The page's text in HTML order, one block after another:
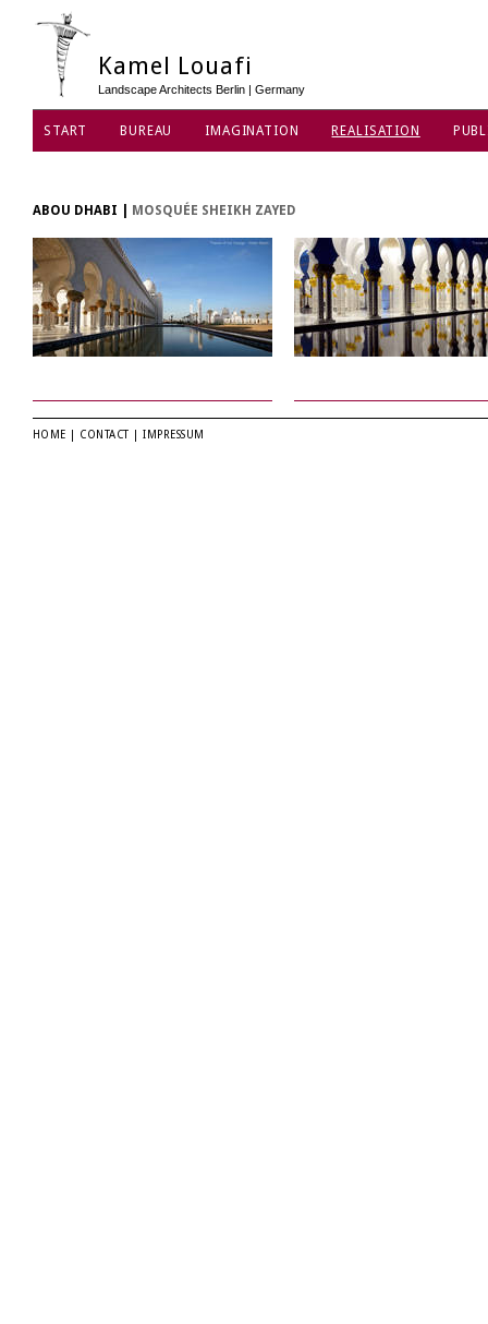
Kamel Louafi
Landscape Architects Berlin | Germany
START BUREAU IMAGINATION REALISATION
ABOU DHABI MOSQUÉE SHEIKH ZAYED
HOME CONTACT |IMPRESSUM